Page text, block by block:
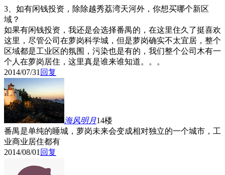
3、如有闲钱投资，除除越秀荔湾天河外，你想买哪个新区
域？
如果有闲钱投资，我还是会选择番禺的，在这里住久了挺喜欢
这里，尽管公司在萝岗科学城，但是萝岗确实不太宜居，整个
区域都是工业区的氛围，污染也是有的，我们整个公司木有一
个人在萝岗居住，这里真是谁来谁知道。。。
2014/07/31回复
海风明月14楼
番禺是单纯的睡城，萝岗未来会变成相对独立的一个城市，工
业商业居住都有
2014/08/01回复